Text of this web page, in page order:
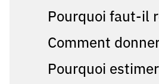
Pourquoi faut-il
Comment
Pourquoi